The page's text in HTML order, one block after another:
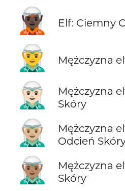
🧝🏿 Elf: Ciemny
🧝‍♂️ Mężczyzna
🧝🏻‍♂️
Mężczyzna
Skóry
🧝🏼‍♂️
Mężczyzna
Odcień
🧝🏽‍♂️
Mężczyzna
Skóry